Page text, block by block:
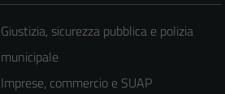
Giustizia, sicurezza pubblica e polizia
municipale
Imprese, commercio e SUAP